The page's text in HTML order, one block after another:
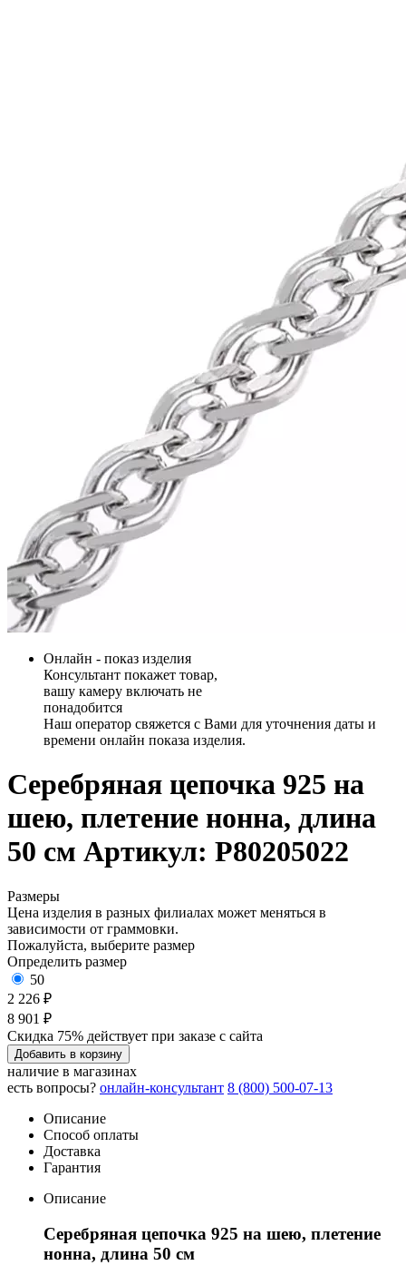
Онлайн - показ изделия
Консультант покажет товар,
вашу камеру включать не
понадобится
Наш оператор свяжется с Вами для уточнения даты и
времени онлайн показа изделия.
Серебряная цепочка 925 на
шею, плетение нонна, длина
50 см Артикул: Р80205022
Размеры
Цена изделия в разных филиалах может меняться в
зависимости от граммовки.
Пожалуйста, выберите размер
Определить размер
50
2 226 ₽
8 901 ₽
Скидка 75% действует при заказе с сайта
Добавить в корзину
наличие в магазинах
есть вопросы? онлайн-консультант 8 (800) 500-07-13
Описание
Способ оплаты
Доставка
Гарантия
Описание
Серебряная цепочка 925 на шею, плетение
нонна, длина 50 см